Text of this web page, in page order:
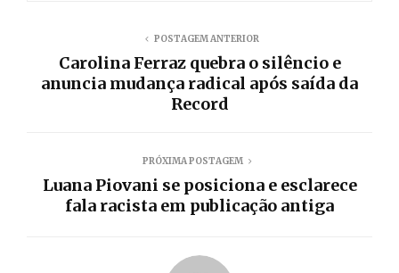
POSTAGEM ANTERIOR
Carolina Ferraz quebra o silêncio e
anuncia mudança radical após saída da
Record
PRÓXIMA POSTAGEM
Luana Piovani se posiciona e esclarece
fala racista em publicação antiga